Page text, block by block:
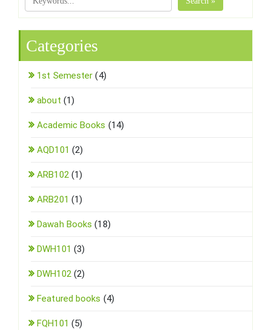
Categories
1st Semester (4)
about (1)
Academic Books (14)
AQD101 (2)
ARB102(1)
ARB201 (1)
Dawah Books (18)
DWH101 (3)
DWH102(2)
Featured books (4)
FQH101 (5)